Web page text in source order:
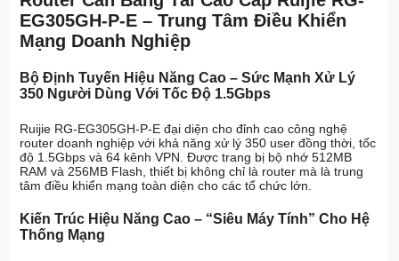
EG305GH-P-E – Trung Tâm Điều Khiển
Mạng Doanh Nghiệp
Bộ Định Tuyến Hiệu Năng Cao – Sức Mạnh Xử Lý
350 Người Dùng Với Tốc Độ 1.5Gbps
Ruijie RG-EG305GH-P-E đại diện cho đỉnh cao công nghệ
router doanh nghiệp với khả năng xử lý 350 user đồng thời, tốc
độ 1.5Gbps và 64 kênh VPN. Được trang bị bộ nhớ 512MB
RAM và 256MB Flash, thiết bị không chỉ là router mà là trung
tâm điều khiển mạng toàn diện cho các tổ chức lớn.
Kiến Trúc Hiệu Năng Cao – “Siêu Máy Tính” Cho Hệ
Thống Mạng